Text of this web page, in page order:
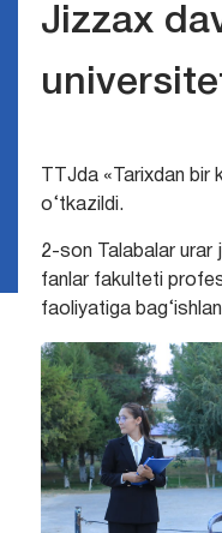
Jizzax
TTJda «Tarixdan bir
o‘tkazildi.
2-son Talabalar urar
fanlar fakulteti
faoliyatiga